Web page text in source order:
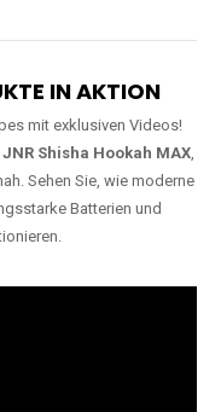
IN AKTION
mit exklusiven Videos!
JNR Shisha Hookah MAX,
Sehen Sie, wie moderne
Batterien und